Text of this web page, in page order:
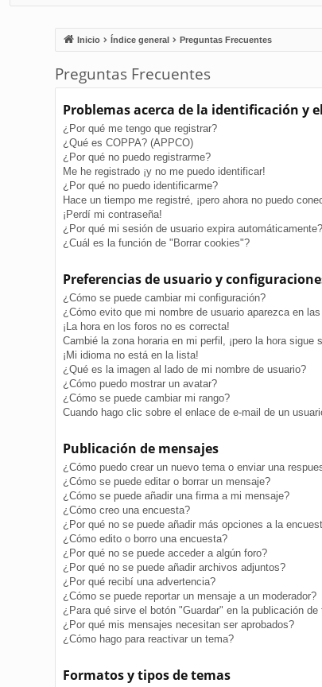
Inicio Índice general Preguntas Frecuentes
Preguntas Frecuentes
Problemas acerca de la identificación y
¿Por qué me tengo que registrar?
¿Qué es COPPA? (APPCO)
¿Por qué no puedo registrarme?
Me he registrado ¡y no me puedo identificar!
¿Por qué no puedo identificarme?
Hace un tiempo me registré, ¡pero ahora no puedo
¡Perdí mi contraseña!
¿Por qué mi sesión de usuario expira automáticamente?
¿Cuál es la función de "Borrar cookies"?
Preferencias de usuario y
¿Cómo se puede cambiar mi configuración?
¿Cómo evito que mi nombre de usuario aparezca en
¡La hora en los foros no es correcta!
Cambié la zona horaria en mi perfil, ¡pero la hora sigue
¡Mi idioma no está en la lista!
¿Qué es la imagen al lado de mi nombre de usuario?
¿Cómo puedo mostrar un avatar?
¿Cómo se puede cambiar mi rango?
Cuando hago clic sobre el enlace de e-mail de un
Publicación de mensajes
¿Cómo puedo crear un nuevo tema o enviar una
¿Cómo se puede editar o borrar un mensaje?
¿Cómo se puede añadir una firma a mi mensaje?
¿Cómo creo una encuesta?
¿Por qué no se puede añadir más opciones a la
¿Cómo edito o borro una encuesta?
¿Por qué no se puede acceder a algún foro?
¿Por qué no se puede añadir archivos adjuntos?
¿Por qué recibí una advertencia?
¿Cómo se puede reportar un mensaje a un moderador?
¿Para qué sirve el botón "Guardar" en la publicación de
¿Por qué mis mensajes necesitan ser aprobados?
¿Cómo hago para reactivar un tema?
Formatos y tipos de temas